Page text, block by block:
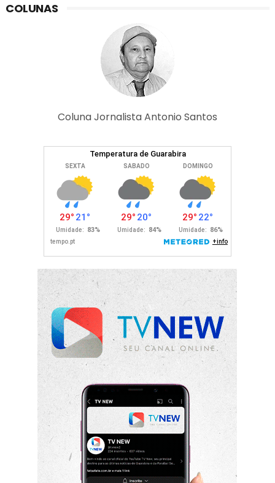
COLUNAS
Coluna Jornalista Antonio Santos